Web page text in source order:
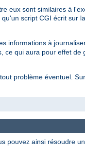
eux sont similaires à
script CGI écrit sur
informations à
ce qui aura pour effet de
problème éventuel.
pouvez ainsi résoudre